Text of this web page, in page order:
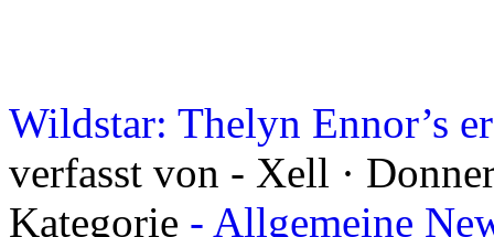
Wildstar: Thelyn Ennor’s
verfasst von - Xell ·
Kategorie - Allgemeine